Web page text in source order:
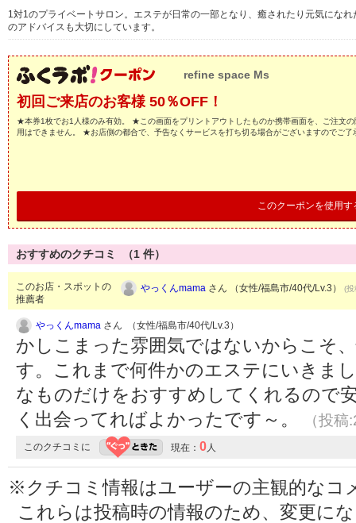
1対1のプライベートサロン。エステが日常の一部となり、癒されたり元気にな
のアドバイスも大切にしています。
refine space Ms
初回ご来店のお客様 50％OFF！
★本券1枚でお1人様のみ有効。 ★この画面をプリントアウトしたものか携帯画面を、ご注文
用はできません。 ★お店側の都合で、予告なくサービスを打ち切る場合がございますのでご了
このクーポンを使用す
おすすめのクチコミ （1 件）
このお店・スポットの
推薦者
やっくんmama さん （女性/福島市/40代/Lv.3） (
やっくんmama さん （女性/福島市/40代/Lv.3）
かしこまった雰囲気ではないからこそ
す。これまで何件かのエステにいきま
なものだけをおすすめしてくれるので
く出会ってればよかったです～。
（投
このクチコミに 現在： 0人
※クチコミ情報はユーザーの主観的なコ
これらは投稿時の情報のため、変更に